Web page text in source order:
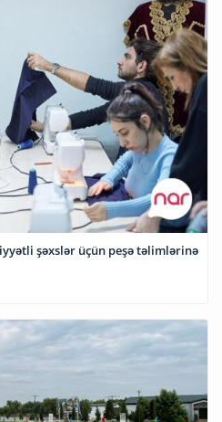
şəxslər üçün peşə təlimlərinə